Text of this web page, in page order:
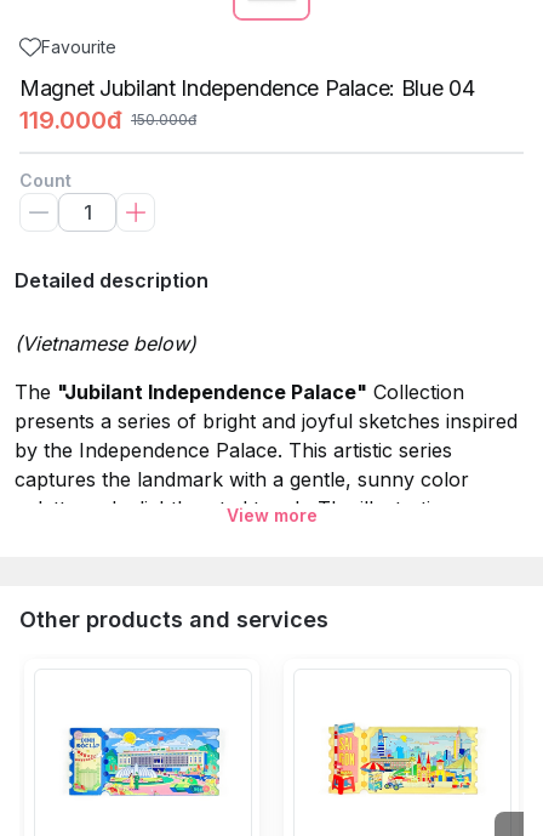
Favourite
Magnet Jubilant Independence Palace: Blue 04
119.000đ 150.000đ
Count
Detailed description
(Vietnamese below)
The "Jubilant Independence Palace" Collection
presents a series of bright and joyful sketches inspired
by the Independence Palace. This artistic series
captures the landmark with a gentle, sunny color
palette and a lighthearted touch. The illustrations
atmosphere of this iconic site.
Specifications:
Collection:Jubilant Independence Palace.
Material:Tin Magnet.
View more
Other products and services